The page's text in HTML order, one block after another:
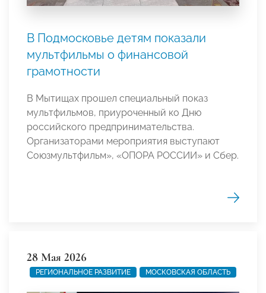
В Подмосковье детям показали
мультфильмы о финансовой
грамотности
В Мытищах прошел специальный показ
мультфильмов, приуроченный ко Дню
российского предпринимательства.
Организаторами мероприятия выступают
Союзмультфильм», «ОПОРА РОССИИ» и Сбер.
28 Мая 2026
РЕГИОНАЛЬНОЕ РАЗВИТИЕ МОСКОВСКАЯ ОБЛАСТЬ